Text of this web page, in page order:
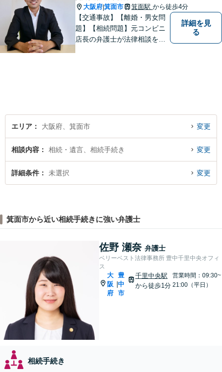
大阪府|箕面市 箕面駅 から徒歩4分
【交通事故】【離婚・男女問
題】【相続問題】元コンビニ
店長の弁護士が法律相談を承
詳細を見
る
エリア 大阪府、箕面市 変更
相談内容 相続・遺言、相続手続き 変更
詳細条件 未選択 変更
箕面市から近い相続手続きに強い弁護士
佐野 瀬奈 弁護士
ベリーベスト法律事務所 豊中千里中央オフィ
ス
大
阪
府
|
豊
中
市
千里中央駅
から徒歩1分
営業時間：09:30~
21:00（平日）
相続手続き